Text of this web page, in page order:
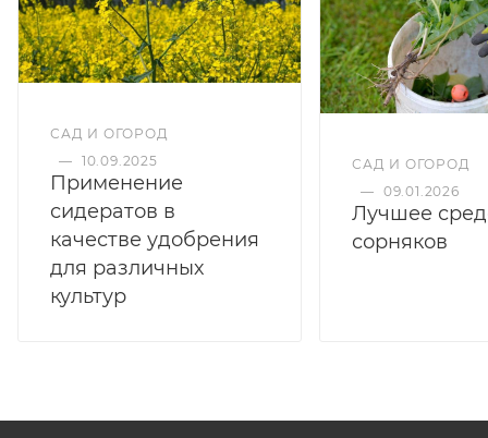
САД И ОГОРОД
— 10.09.2025
Применение
сидератов в
качестве удобрения
для различных
культур
САД И ОГОРОД
— 09.01.2026
Лучшее
сорняков